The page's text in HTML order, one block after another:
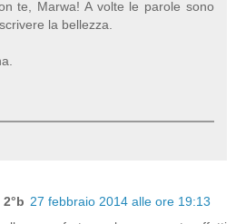
te, Marwa! A volte le parole sono
la bellezza.
27 febbraio 2014 alle ore 19:13